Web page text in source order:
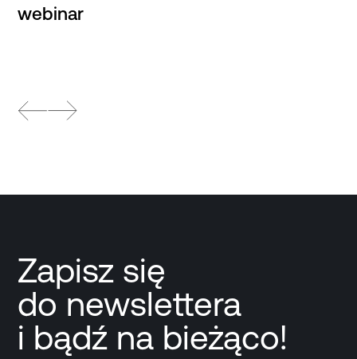
webinar
Zapisz się
do newslettera
i bądź na bieżąco!